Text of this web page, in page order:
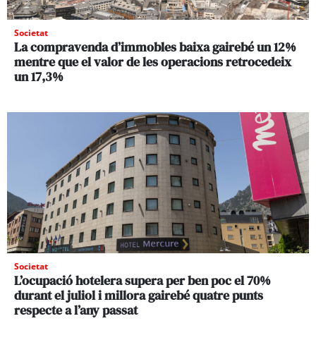
Societat
La compravenda d’immobles baixa gairebé un 12%
mentre que el valor de les operacions retrocedeix
un 17,3%
Societat
L’ocupació hotelera supera per ben poc el 70%
durant el juliol i millora gairebé quatre punts
respecte a l’any passat